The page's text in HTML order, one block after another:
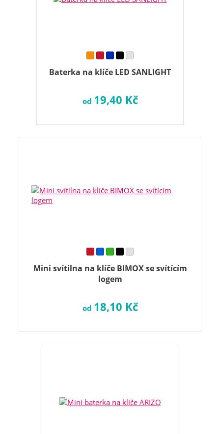
Baterka na klíče LED SANLIGHT
od 19,40 Kč
Mini svítilna na klíče BIMOX se svítícím
logem
od 18,10 Kč